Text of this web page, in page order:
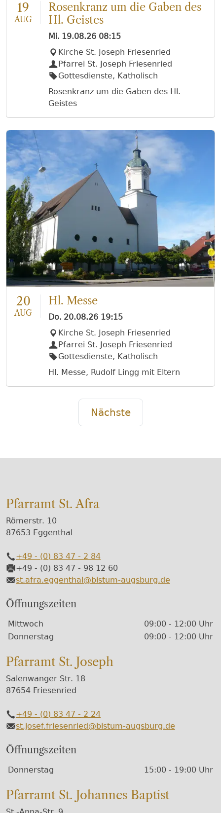
19
AUG
Rosenkranz um die Gaben des
Hl. Geistes
Mi. 19.08.26 08:15
Kirche St. Joseph Friesenried
Pfarrei St. Joseph Friesenried
Gottesdienste, Katholisch
Rosenkranz um die Gaben des Hl.
Geistes
20
AUG
Hl. Messe
Do. 20.08.26 19:15
Kirche St. Joseph Friesenried
Pfarrei St. Joseph Friesenried
Gottesdienste, Katholisch
Hl. Messe, Rudolf Lingg mit Eltern
Nächste
Pfarramt St. Afra
Römerstr. 10
87653 Eggenthal
Telefon
+49 - (0) 83 47 - 2 84
Fax
+49 - (0) 83 47 - 98 12 60
E-Mail
st.afra.eggenthal@bistum-augsburg.de
Öffnungszeiten
Wochentage / Monate
Öffnungszeiten / Hinweise
Mittwoch
09:00 - 12:00 Uhr
Donnerstag
09:00 - 12:00 Uhr
Pfarramt St. Joseph
Salenwanger Str. 18
87654 Friesenried
Telefon
+49 - (0) 83 47 - 2 24
E-Mail
st.josef.friesenried@bistum-augsburg.de
Öffnungszeiten
Wochentage / Monate
Öffnungszeiten / Hinweise
Donnerstag 15:00 - 19:00 Uhr
Pfarramt St. Johannes Baptist